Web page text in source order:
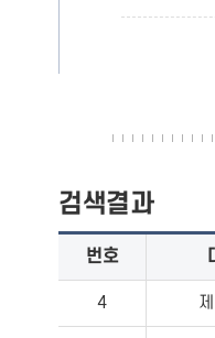
검색결과
번호
4